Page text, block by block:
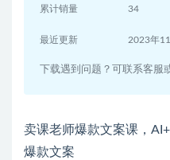
累计销量 34
最近更新 2023年
下载遇到问题？可联系客服
卖课老师爆款文案课，
爆款文案